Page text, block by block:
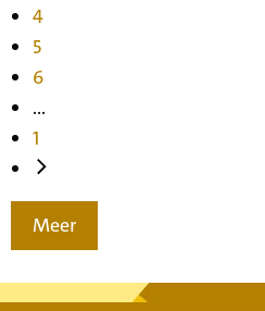
4
5
6
...
1
Meer